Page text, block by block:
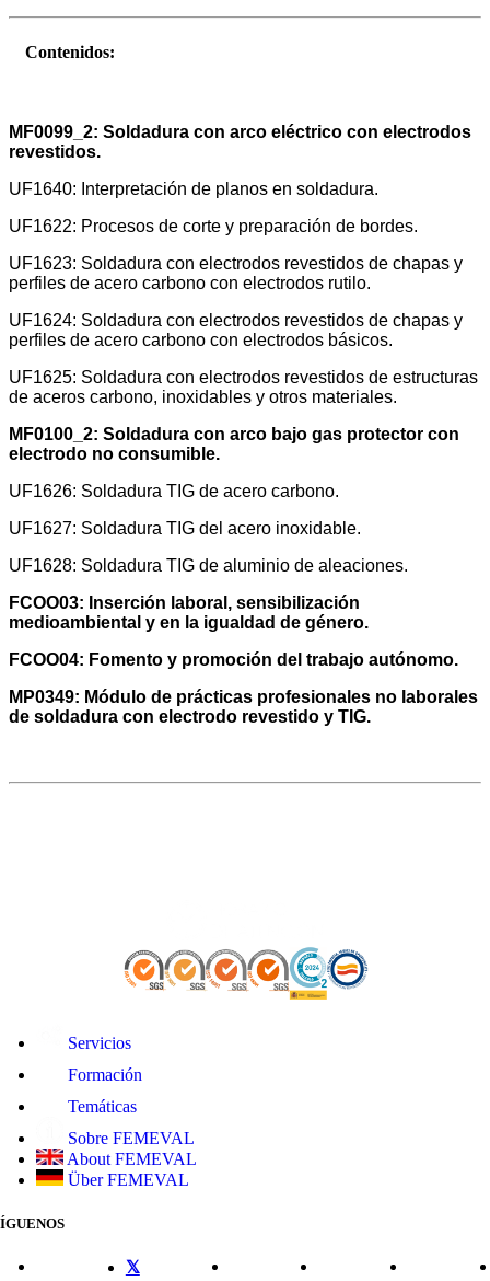
Contenidos:
MF0099_2: Soldadura con arco eléctrico con electrodos
revestidos.
UF1640: Interpretación de planos en soldadura.
UF1622: Procesos de corte y preparación de bordes.
UF1623: Soldadura con electrodos revestidos de chapas y
perfiles de acero carbono con electrodos rutilo.
UF1624: Soldadura con electrodos revestidos de chapas y
perfiles de acero carbono con electrodos básicos.
UF1625: Soldadura con electrodos revestidos de estructuras
de aceros carbono, inoxidables y otros materiales.
MF0100_2: Soldadura con arco bajo gas protector con
electrodo no consumible.
UF1626: Soldadura TIG de acero carbono.
UF1627: Soldadura TIG del acero inoxidable.
UF1628: Soldadura TIG de aluminio de aleaciones.
FCOO03: Inserción laboral, sensibilización
medioambiental y en la igualdad de género.
FCOO04: Fomento y promoción del trabajo autónomo.
MP0349: Módulo de prácticas profesionales no laborales
de soldadura con electrodo revestido y TIG.
Servicios
Formación
Temáticas
Sobre FEMEVAL
About FEMEVAL
Über FEMEVAL